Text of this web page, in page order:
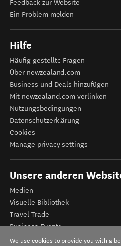
Feedback zur Website
Ein Problem melden
Hilfe
Häufig gestellte Fragen
Über newzealand.com
Business und Deals hinzufügen
Mit newzealand.com verlinken
Nutzungsbedingungen
Datenschutzerklärung
Cookies
Manage privacy settings
Unsere anderen
Medien
Visuelle Bibliothek
Travel Trade
Business Events
Tourismus Neuseeland
We use cookies to provide you with a